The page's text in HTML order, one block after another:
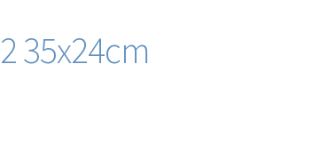
35x24cm